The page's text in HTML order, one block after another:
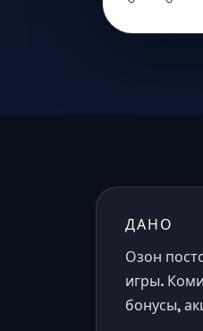
ДАНО
Озон
игры.
бонусы,